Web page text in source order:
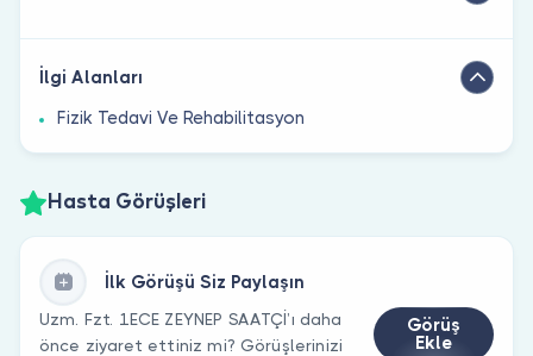
İlgi Alanları
Fizik Tedavi Ve Rehabilitasyon
Hasta Görüşleri
İlk Görüşü Siz Paylaşın
Uzm. Fzt. 1ECE ZEYNEP SAATÇİ’ı daha
önce ziyaret ettiniz mi? Görüşlerinizi
Görüş
Ekle